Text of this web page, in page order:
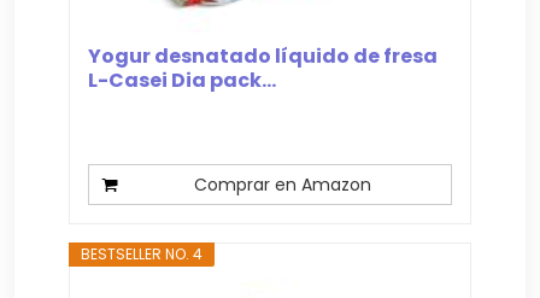
Yogur desnatado líquido de fresa
L-Casei Dia pack...
Comprar en Amazon
BESTSELLER NO. 4